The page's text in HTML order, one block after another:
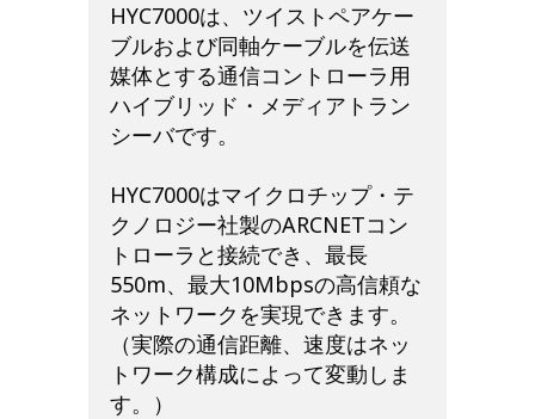
HYC7000は、ツイストペアケー
ブルおよび同軸ケーブルを伝送
媒体とする通信コントローラ用
ハイブリッド・メディアトラン
シーバです。
HYC7000はマイクロチップ・テ
クノロジー社製のARCNETコン
トローラと接続でき、最長
550m、最大10Mbpsの高信頼な
ネットワークを実現できます。
（実際の通信距離、速度はネッ
トワーク構成によって変動しま
す。）